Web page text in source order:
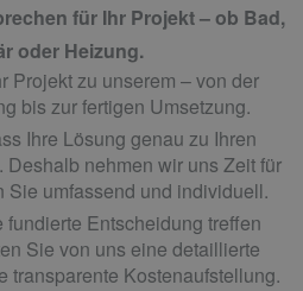
für Ihr Projekt ­­­­– ob Bad,
oder Heizung.
Projekt zu unserem – von der
bis zur fertigen Umsetzung.
Ihre Lösung genau zu Ihren
Deshalb nehmen wir uns Zeit für
Sie umfassend und individuell.
fundierte Entscheidung treffen
Sie von uns eine detaillierte
transparente Kostenaufstellung.